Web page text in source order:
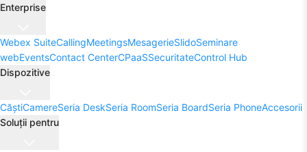
Enterprise
Webex SuiteCallingMeetingsMesagerieSlidoSeminare
webEventsContact CenterCPaaSSecuritateControl Hub
Dispozitive
CăștiCamereSeria DeskSeria RoomSeria BoardSeria PhoneAccesorii
Soluții pentru